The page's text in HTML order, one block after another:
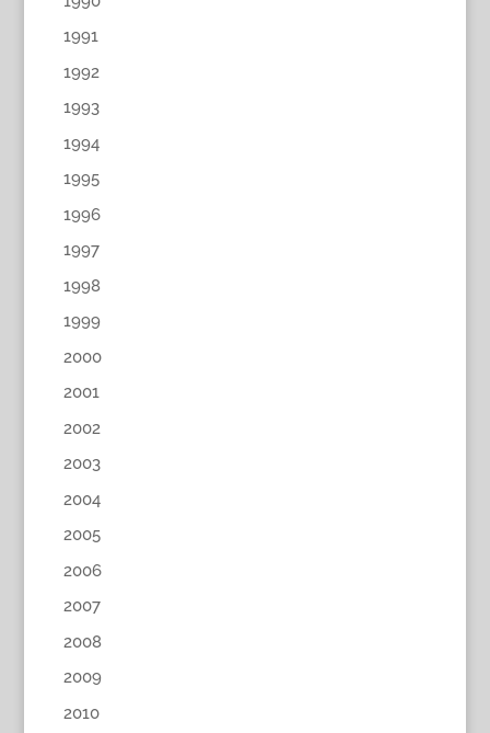
1991
1992
1993
1994
1995
1996
1997
1998
1999
2000
2001
2002
2003
2004
2005
2006
2007
2008
2009
2010